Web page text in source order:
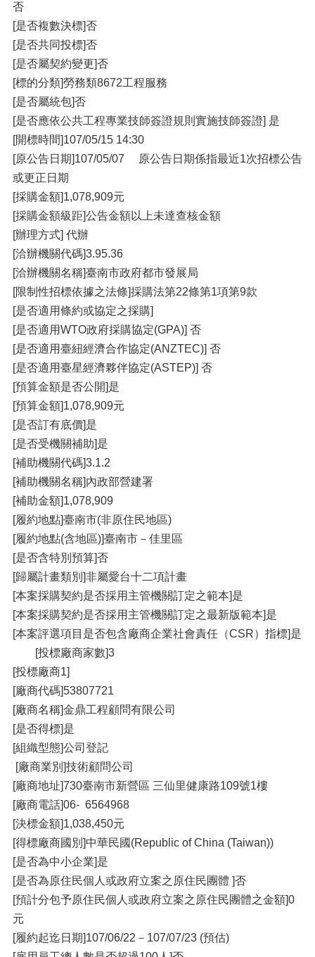
否
[是否複數決標]否
[是否共同投標]否
[是否屬契約變更]否
[標的分類]勞務類8672工程服務
[是否屬統包]否
[是否應依公共工程專業技師簽證規則實施技師簽證] 是
[開標時間]107/05/15 14:30
[原公告日期]107/05/07 原公告日期係指最近1次招標公告
或更正日期
[採購金額]1,078,909元
[採購金額級距]公告金額以上未達查核金額
[辦理方式] 代辦
[洽辦機關代碼]3.95.36
[洽辦機關名稱]臺南市政府都市發展局
[限制性招標依據之法條]採購法第22條第1項第9款
[是否適用條約或協定之採購]
[是否適用WTO政府採購協定(GPA)] 否
[是否適用臺紐經濟合作協定(ANZTEC)] 否
[是否適用臺星經濟夥伴協定(ASTEP)] 否
[預算金額是否公開]是
[預算金額]1,078,909元
[是否訂有底價]是
[是否受機關補助]是
[補助機關代碼]3.1.2
[補助機關名稱]內政部營建署
[補助金額]1,078,909
[履約地點]臺南市(非原住民地區)
[履約地點(含地區)]臺南市－佳里區
[是否含特別預算]否
[歸屬計畫類別]非屬愛台十二項計畫
[本案採購契約是否採用主管機關訂定之範本]是
[本案採購契約是否採用主管機關訂定之最新版範本]是
[本案評選項目是否包含廠商企業社會責任（CSR）指標]是
[投標廠商家數]3
[投標廠商1]
[廠商代碼]53807721
[廠商名稱]金鼎工程顧問有限公司
[是否得標]是
[組織型態]公司登記
[廠商業別]技術顧問公司
[廠商地址]730臺南市新營區 三仙里健康路109號1樓
[廠商電話]06- 6564968
[決標金額]1,038,450元
[得標廠商國別]中華民國(Republic of China (Taiwan))
[是否為中小企業]是
[是否為原住民個人或政府立案之原住民團體 ]否
[預計分包予原住民個人或政府立案之原住民團體之金額]0
元
[履約起迄日期]107/06/22－107/07/23 (預估)